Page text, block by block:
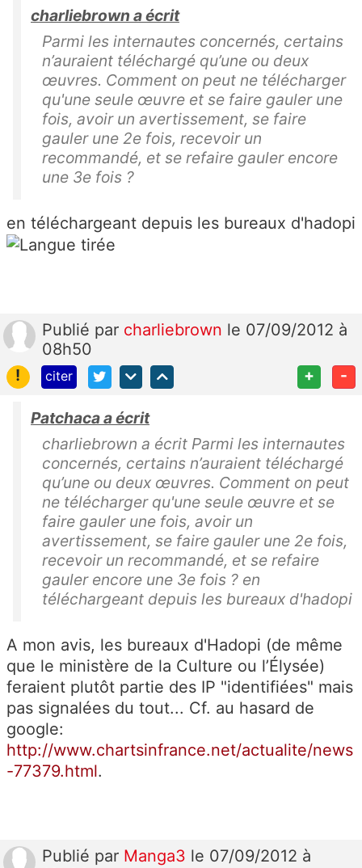
charliebrown a écrit
Parmi les internautes concernés, certains
n’auraient téléchargé qu’une ou deux
œuvres. Comment on peut ne télécharger
qu'une seule œuvre et se faire gauler une
fois, avoir un avertissement, se faire
gauler une 2e fois, recevoir un
recommandé, et se refaire gauler encore
une 3e fois ?
en téléchargeant depuis les bureaux d'hadopi
Publié par charliebrown le 07/09/2012 à
08h50
!
citer + -
Patchaca a écrit
charliebrown a écrit Parmi les internautes
concernés, certains n’auraient téléchargé
qu’une ou deux œuvres. Comment on peut
ne télécharger qu'une seule œuvre et se
faire gauler une fois, avoir un
avertissement, se faire gauler une 2e fois,
recevoir un recommandé, et se refaire
gauler encore une 3e fois ? en
téléchargeant depuis les bureaux d'hadopi
A mon avis, les bureaux d'Hadopi (de même
que le ministère de la Culture ou l’Élysée)
feraient plutôt partie des IP "identifiées" mais
pas signalées du tout... Cf. au hasard de
google:
http://www.chartsinfrance.net/actualite/news
-77379.html.
Publié par Manga3 le 07/09/2012 à